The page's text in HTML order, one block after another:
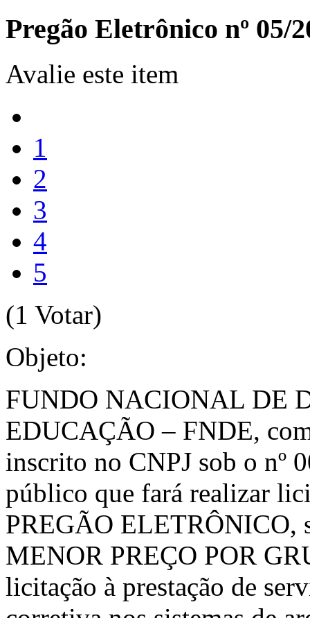
Pregão Eletrônico nº 05/
Avalie este item
1
2
3
4
5
(1 Votar)
Objeto:
FUNDO NACIONAL DE
EDUCAÇÃO – FNDE,
inscrito no CNPJ sob o nº
público que fará realizar
PREGÃO ELETRÔNICO,
MENOR PREÇO POR
licitação à prestação de